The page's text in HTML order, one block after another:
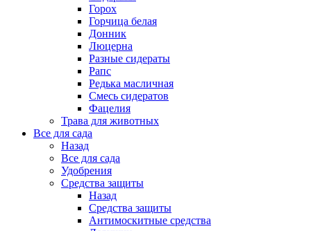
Горох
Горчица белая
Донник
Люцерна
Разные сидераты
Рапс
Редька масличная
Смесь сидератов
Фацелия
Трава для животных
Все для сада
Назад
Все для сада
Удобрения
Средства защиты
Назад
Средства защиты
Антимоскитные средства